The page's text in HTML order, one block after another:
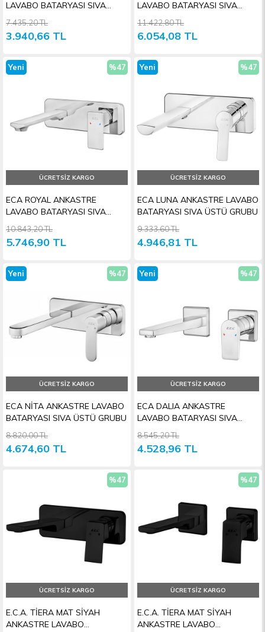
LAVABO BATARYASI SIVA
ÜSTÜ GRUBU
3.940,66 TL
7.435,20 TL
LAVABO BATARYASI SIVA
ÜSTÜ
6.054,08 TL
11.422,80 TL
ECA ROYAL ANKASTRE
LAVABO BATARYASI SIVA
ÜSTÜ GRUBU
5.746,90 TL
10.843,20 TL
%47
ÜCRETSIZ KARGO
Yeni
ECA LUNA ANKASTRE LAVABO
BATARYASI SIVA ÜSTÜ GRUBU
4.946,81 TL
9.333,60 TL
%47
ÜCRETSIZ KARGO
Yeni
ECA NİTA ANKASTRE LAVABO
BATARYASI SIVA ÜSTÜ GRUBU
4.674,60 TL
8.820,00 TL
%47
ÜCRETSIZ KARGO
Yeni
ECA DALIA ANKASTRE
LAVABO BATARYASI SIVA
ÜSTÜ GRUBU
4.528,96 TL
8.545,20 TL
%47
ÜCRETSIZ KARGO
Yeni
E.C.A. TİERA MAT SİYAH
ANKASTRE LAVABO
%47
ÜCRETSIZ KARGO
E.C.A. TİERA MAT SİYAH
ANKASTRE LAVABO
%47
ÜCRETSIZ KARGO